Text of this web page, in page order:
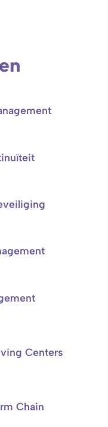
Centers
Chain